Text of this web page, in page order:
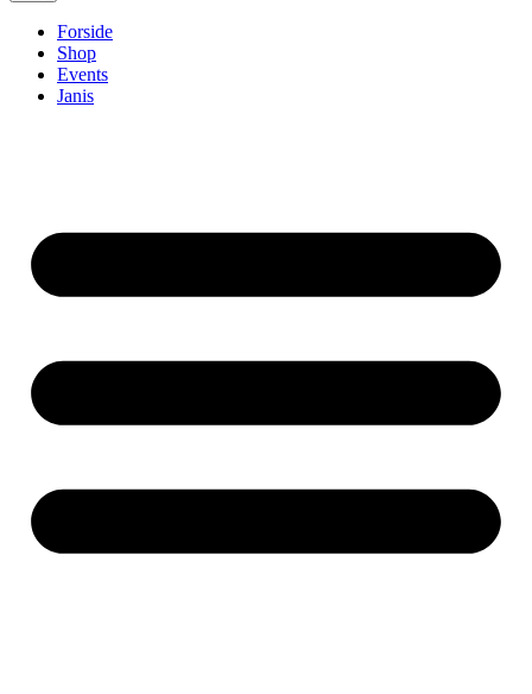
Forside
Shop
Events
Janis